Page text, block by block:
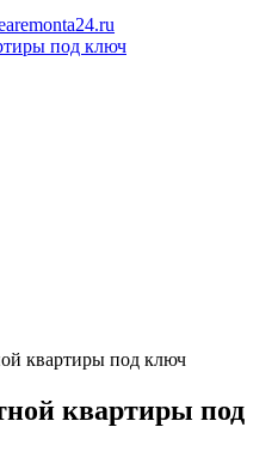
квартиры под ключ
квартиры под